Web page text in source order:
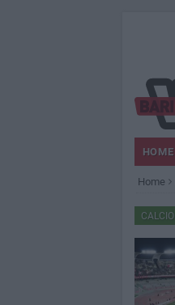
HOME
Home
CALCIO